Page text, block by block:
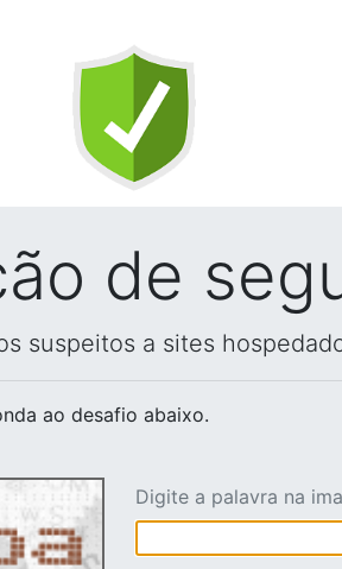
de
suspeitos a sites
ao desafio abaixo.
Digite a palavra na